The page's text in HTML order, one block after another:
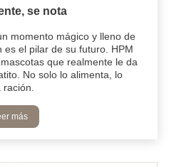
más
se nota
momento mágico y lleno de
es el pilar de su futuro. HPM
que realmente le da
No solo lo alimenta, lo